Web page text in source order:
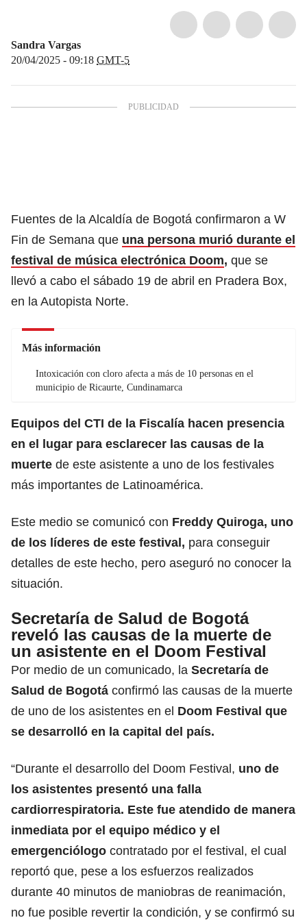
Sandra Vargas
20/04/2025 - 09:18 GMT-5
Fuentes de la Alcaldía de Bogotá confirmaron a W
Fin de Semana que una persona murió durante el
festival de música electrónica Doom, que se
llevó a cabo el sábado 19 de abril en Pradera Box,
en la Autopista Norte.
Más información
Intoxicación con cloro afecta a más de 10 personas en el
municipio de Ricaurte, Cundinamarca
Equipos del CTI de la Fiscalía hacen presencia
en el lugar para esclarecer las causas de la
muerte de este asistente a uno de los festivales
más importantes de Latinoamérica.
Este medio se comunicó con Freddy Quiroga, uno
de los líderes de este festival, para conseguir
detalles de este hecho, pero aseguró no conocer la
situación.
Secretaría de Salud de Bogotá
reveló las causas de la muerte de
un asistente en el Doom Festival
Por medio de un comunicado, la Secretaría de
Salud de Bogotá confirmó las causas de la muerte
de uno de los asistentes en el Doom Festival que
se desarrolló en la capital del país.
“Durante el desarrollo del Doom Festival, uno de
los asistentes presentó una falla
cardiorrespiratoria. Este fue atendido de manera
inmediata por el equipo médico y el
emergenciólogo contratado por el festival, el cual
reportó que, pese a los esfuerzos realizados
durante 40 minutos de maniobras de reanimación,
no fue posible revertir la condición, y se confirmó su